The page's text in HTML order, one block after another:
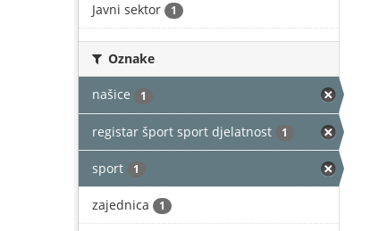
Javni sektor 1
Oznake
našice 1
registar šport sport djelatnost 1
sport 1
zajednica 1